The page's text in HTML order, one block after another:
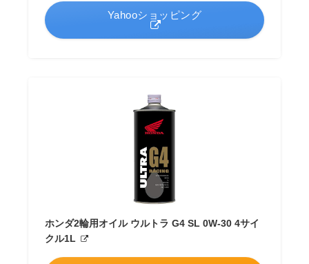
Yahooショッピング
ホンダ2輪用オイル ウルトラ G4 SL 0W-30 4サイ
クル1L